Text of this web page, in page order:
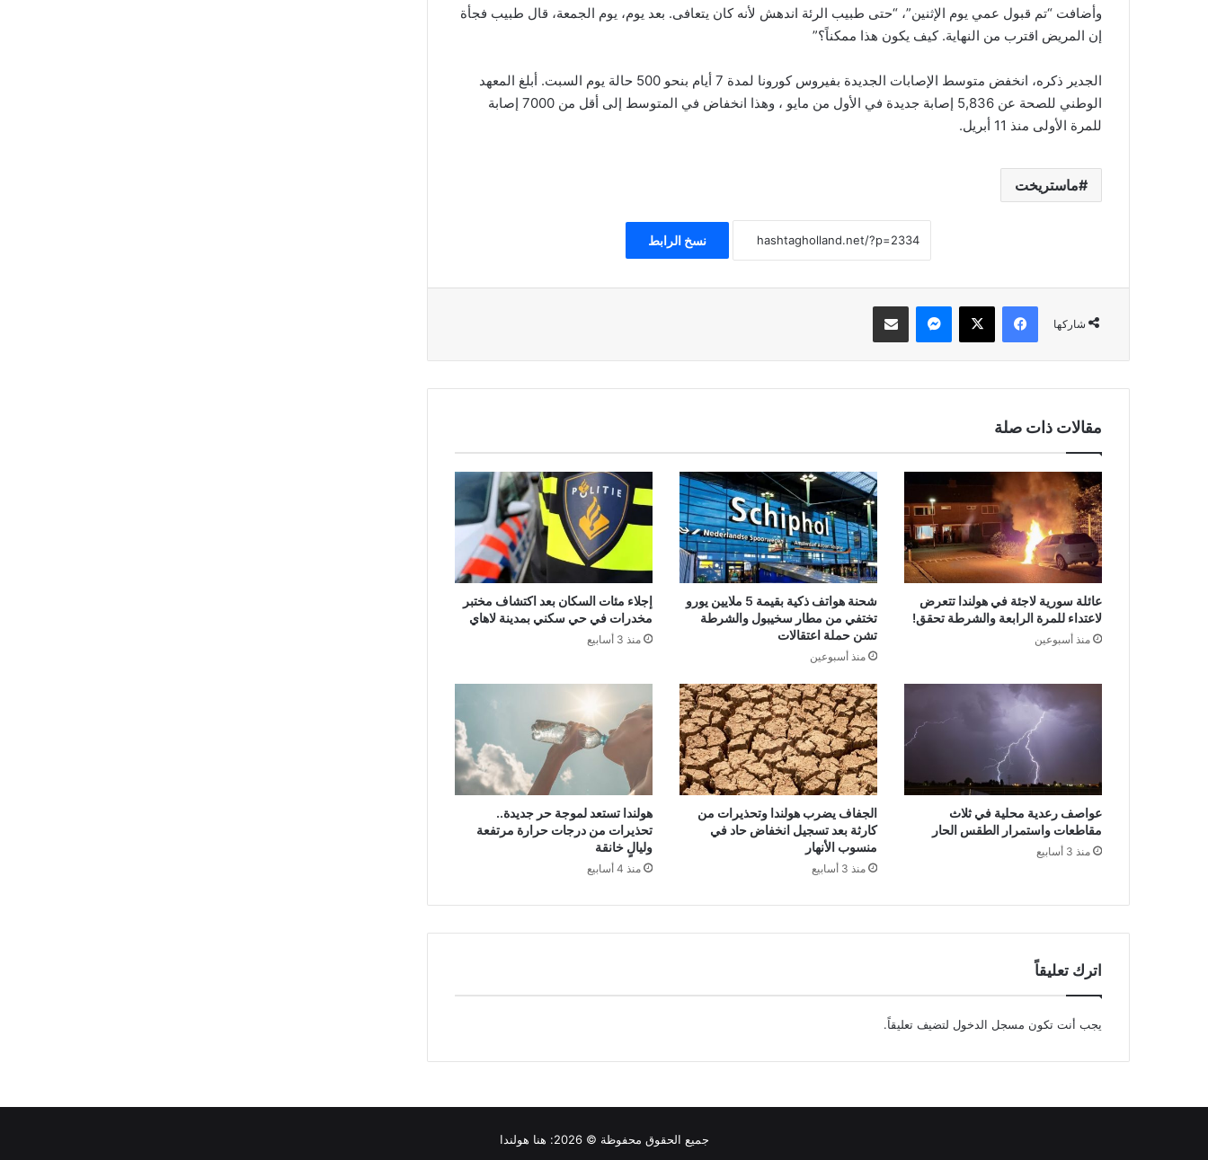
وأضافت “تم قبول عمي يوم الإثنين”، “حتى طبيب الرئة اندهش لأنه كان يتعافى. بعد يوم، يوم الجمعة، قال طبيب فجأة
إن المريض اقترب من النهاية. كيف يكون هذا ممكناً؟”
الجدير ذكره، انخفض متوسط ​​الإصابات الجديدة بفيروس كورونا لمدة 7 أيام بنحو 500 حالة يوم السبت. أبلغ المعهد
الوطني للصحة عن 5,836 إصابة جديدة في الأول من مايو ، وهذا انخفاض في المتوسط إلى أقل من 7000 إصابة
للمرة الأولى منذ 11 أبريل.
ماستريخت
نسخ الرابط
شاركها
فيسبوك ‫X ماسنجر مشاركة عبر البريد
مقالات ذات صلة
عائلة سورية لاجئة في هولندا تتعرض
لاعتداء للمرة الرابعة والشرطة تحقق!
منذ أسبوعين
شحنة هواتف ذكية بقيمة 5 ملايين يورو
تختفي من مطار سخيبول والشرطة
تشن حملة اعتقالات
منذ أسبوعين
إجلاء مئات السكان بعد اكتشاف مختبر
مخدرات في حي سكني بمدينة لاهاي
منذ 3 أسابيع
عواصف رعدية محلية في ثلاث
مقاطعات واستمرار الطقس الحار
منذ 3 أسابيع
الجفاف يضرب هولندا وتحذيرات من
كارثة بعد تسجيل انخفاض حاد في
منسوب الأنهار
منذ 3 أسابيع
هولندا تستعد لموجة حر جديدة..
تحذيرات من درجات حرارة مرتفعة
وليالٍ خانقة
منذ 4 أسابيع
اترك تعليقاً
يجب أنت تكون مسجل الدخول لتضيف تعليقاً.
جميع الحقوق محفوظة © 2026: هنا هولندا